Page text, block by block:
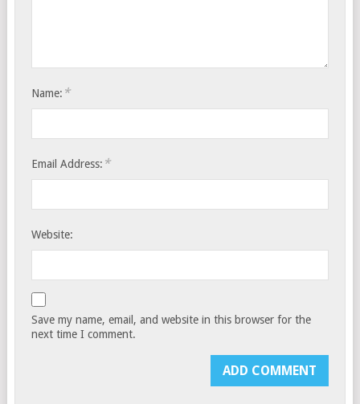
Name: *
Email Address: *
Website:
Save my name, email, and website in this browser for the
next time I comment.